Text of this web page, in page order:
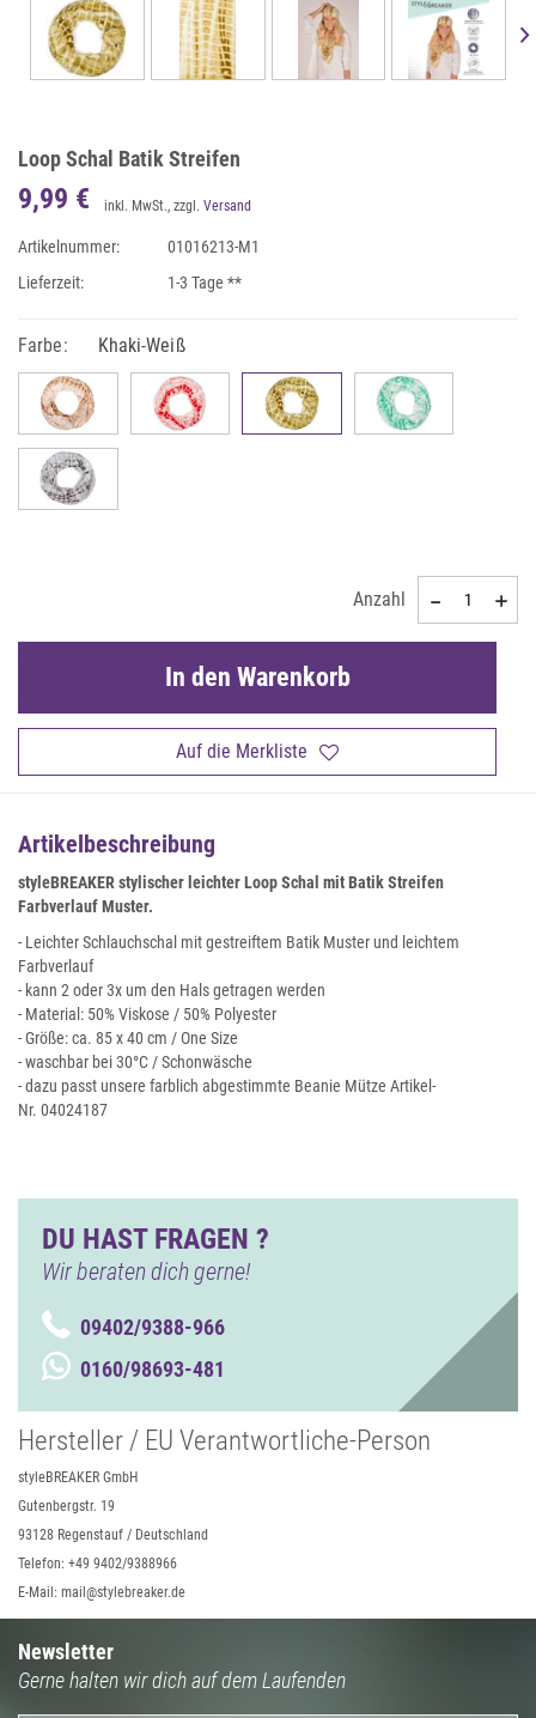
Loop Schal Batik Streifen
9,99 € inkl. MwSt., zzgl. Versand
Artikelnummer:
01016213-M1
Lieferzeit:
1-3 Tage **
Farbe: Khaki-Weiß
Anzahl
Auf die Merkliste
In den Warenkorb
Artikelbeschreibung
styleBREAKER stylischer leichter Loop Schal mit Batik Streifen
Farbverlauf Muster.
- Leichter Schlauchschal mit gestreiftem Batik Muster und leichtem
Farbverlauf
- kann 2 oder 3x um den Hals getragen werden
- Material: 50% Viskose / 50% Polyester
- Größe: ca. 85 x 40 cm / One Size
- waschbar bei 30°C / Schonwäsche
- dazu passt unsere farblich abgestimmte Beanie Mütze Artikel-
Nr. 04024187
DU HAST FRAGEN ?
Wir beraten dich gerne!
09402/9388-966
0160/98693-481
Hersteller / EU Verantwortliche-Person
styleBREAKER GmbH
Gutenbergstr. 19
93128 Regenstauf / Deutschland
Telefon: +49 9402/9388966
E-Mail: mail@stylebreaker.de
Newsletter
Gerne halten wir dich auf dem Laufenden